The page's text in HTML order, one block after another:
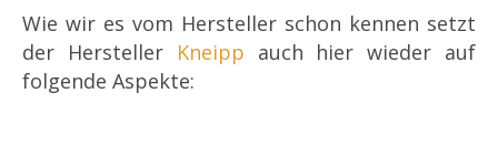
Wie wir es vom Hersteller schon kennen setzt
der Hersteller Kneipp auch hier wieder auf
folgende Aspekte: